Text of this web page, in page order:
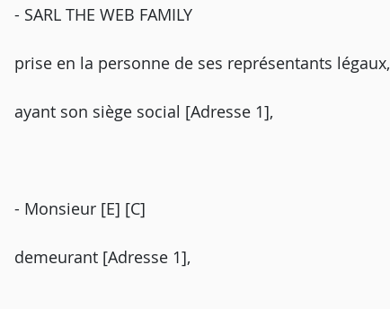
- SARL THE WEB FAMILY
prise en la personne de ses représentants légaux,
ayant son siège social [Adresse 1],
- Monsieur [E] [C]
demeurant [Adresse 1],